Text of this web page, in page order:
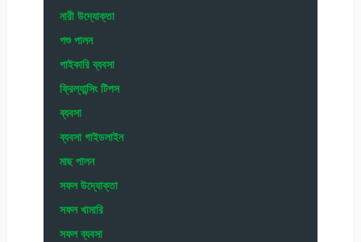
নারী উদ্যোক্তা
পশু পালন
পাইকারি ব্যবসা
ফ্রিল্যান্সিং টিপস
ব্যবসা
ব্যবসা গাইডলাইন
মাছ পালন
সফল উদ্যোক্তা
সফল খামারি
সফল ব্যবসা